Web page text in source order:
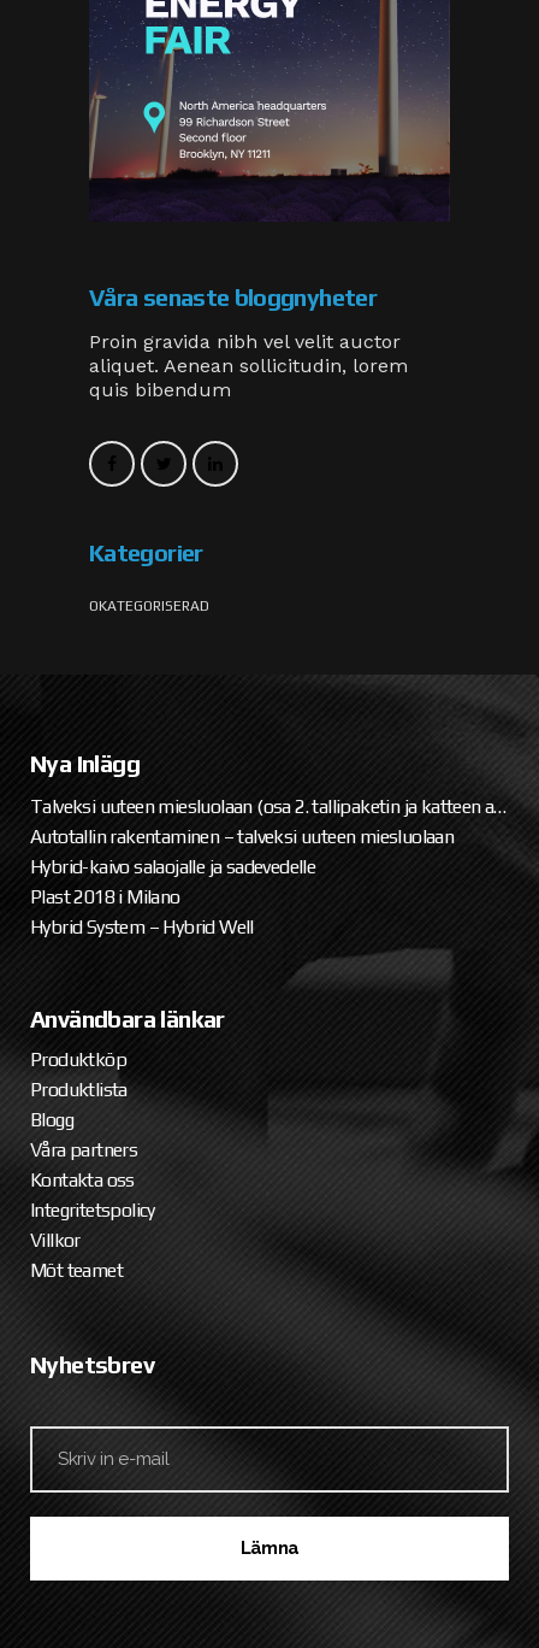
Nya Inlägg
Talveksi uuteen miesluolaan (osa 2. tallipaketin ja katteen asennus)
Autotallin rakentaminen – talveksi uuteen miesluolaan
Hybrid-kaivo salaojalle ja sadevedelle
Plast 2018 i Milano
Hybrid System – Hybrid Well
Användbara länkar
Produktköp
Produktlista
Blogg
Våra partners
Kontakta oss
Integritetspolicy
Villkor
Möt teamet
Nyhetsbrev